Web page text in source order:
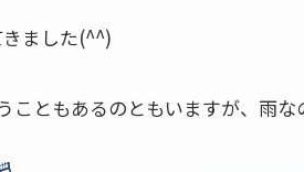
ました(^^)
ともあるのともいますが、雨な